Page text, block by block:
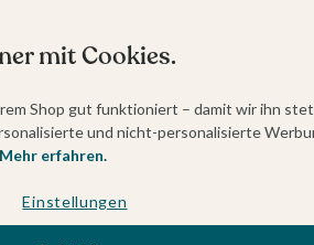
mit Cookies.
Shop gut funktioniert – damit wir ihn
und nicht-personalisierte
Mehr erfahren.
Einstellungen